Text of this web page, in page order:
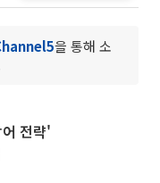
을 통해 소
전략'